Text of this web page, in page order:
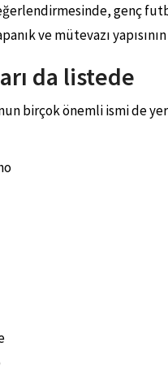
genç
ve mütevazı
da listede
birçok önemli ismi de yer